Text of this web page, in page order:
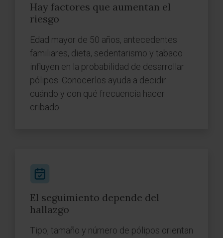
Hay factores que aumentan el
riesgo
Edad mayor de 50 años, antecedentes
familiares, dieta, sedentarismo y tabaco
influyen en la probabilidad de desarrollar
pólipos. Conocerlos ayuda a decidir
cuándo y con qué frecuencia hacer
cribado.
El seguimiento depende del
hallazgo
Tipo, tamaño y número de pólipos orientan